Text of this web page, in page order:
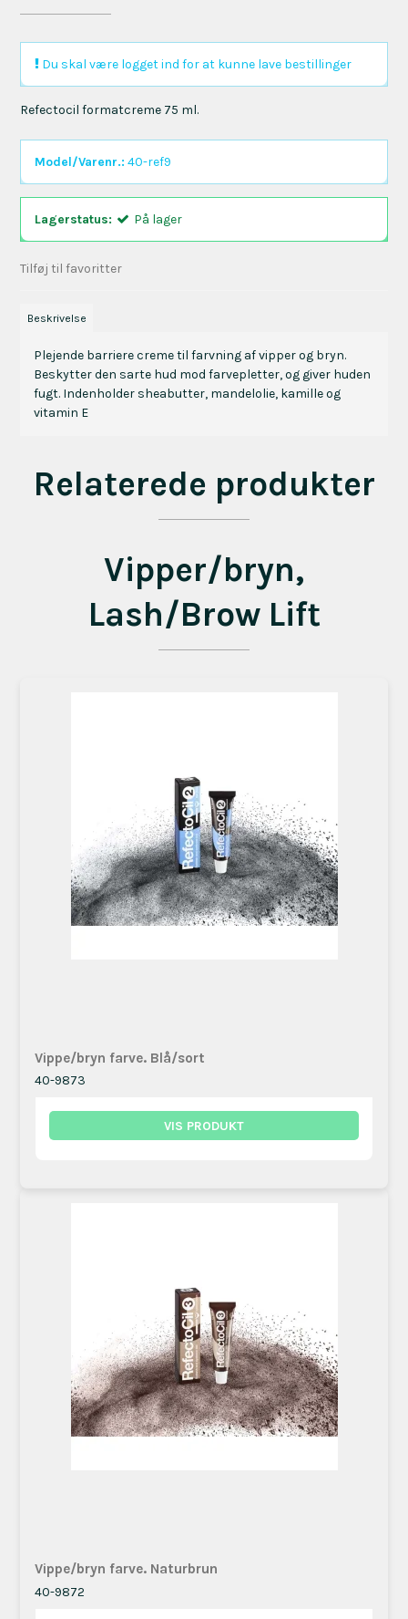
Du skal være logget ind for at kunne lave bestillinger
Refectocil formatcreme 75 ml.
Model/Varenr.: 40-ref9
Lagerstatus: På lager
Tilføj til favoritter
Beskrivelse
Plejende barriere creme til farvning af vipper og bryn.
Beskytter den sarte hud mod farvepletter, og giver huden
fugt. Indenholder sheabutter, mandelolie, kamille og
vitamin E
Relaterede produkter
Vipper/bryn,
Lash/Brow Lift
Vippe/bryn farve. Blå/sort
40-9873
VIS PRODUKT
Vippe/bryn farve. Naturbrun
40-9872